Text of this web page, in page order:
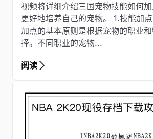
视频将详细介绍三国宠物技能如何
更好地培养自己的宠物。 1.技能加
加点的基本原则是根据宠物的职业
择。不同职业的宠物...
阅读